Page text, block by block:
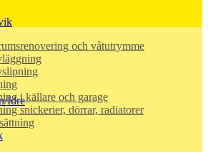
Idre
och våtutrymme
i källare och garage
snickerier, dörrar, radiatorer